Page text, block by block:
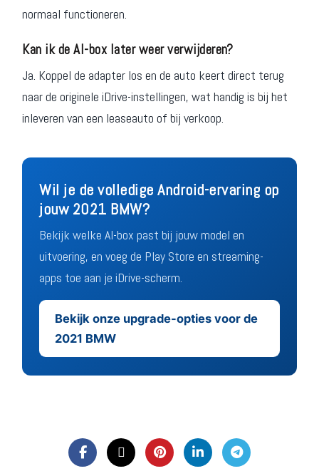
normaal functioneren.
Kan ik de AI-box later weer verwijderen?
Ja. Koppel de adapter los en de auto keert direct terug
naar de originele iDrive-instellingen, wat handig is bij het
inleveren van een leaseauto of bij verkoop.
Wil je de volledige Android-ervaring op
jouw 2021 BMW?
Bekijk welke AI-box past bij jouw model en
uitvoering, en voeg de Play Store en streaming-
apps toe aan je iDrive-scherm.
Bekijk onze upgrade-opties voor de
2021 BMW